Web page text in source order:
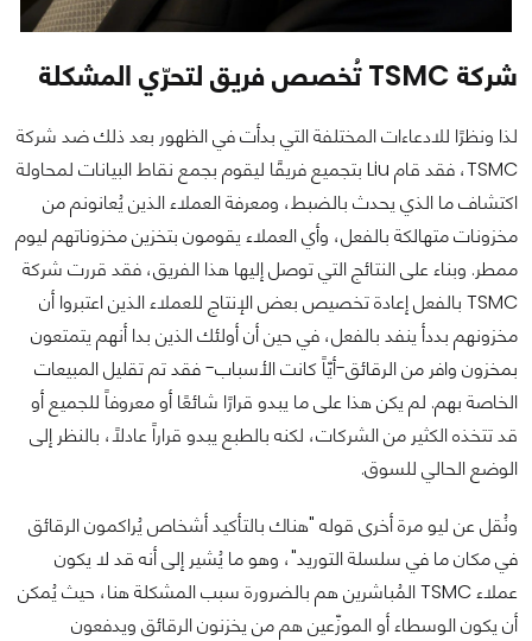
شركة TSMC تُخصص فريق لتحرّي المشكلة
لذا ونظرًا للادعاءات المختلفة التي بدأت في الظهور بعد ذلك ضد شركة
TSMC، فقد قام Liu بتجميع فريقًا ليقوم بجمع نقاط البيانات لمحاولة
اكتشاف ما الذي يحدث بالضبط، ومعرفة العملاء الذين يُعانونم من
مخزونات متهالكة بالفعل، وأي العملاء يقومون بتخزين مخزوناتهم ليوم
ممطر. وبناء على النتائج التي توصل إليها هذا الفريق، فقد قررت شركة
TSMC بالفعل إعادة تخصيص بعض الإنتاج للعملاء الذين اعتبروا أن
مخزونهم بددأ ينفد بالفعل، في حين أن أولئك الذين بدا أنهم يتمتعون
بمخزون وافر من الرقائق-أيّاً كانت الأسباب- فقد تم تقليل المبيعات
الخاصة بهم. لم يكن هذا على ما يبدو قرارًا شائعًا أو معروفاً للجميع أو
قد تتخذه الكثير من الشركات، لكنه بالطبع يبدو قراراً عادلاً، بالنظر إلى
الوضع الحالي للسوق.
ونُقل عن ليو مرة أخرى قوله "هناك بالتأكيد أشخاص يُراكمون الرقائق
في مكان ما في سلسلة التوريد"، وهو ما يُشير إلى أنه قد لا يكون
عملاء TSMC المُباشرين هم بالضرورة سبب المشكلة هنا، حيث يُمكن
أن يكون الوسطاء أو الموزّعين هم من يخزنون الرقائق ويدفعون